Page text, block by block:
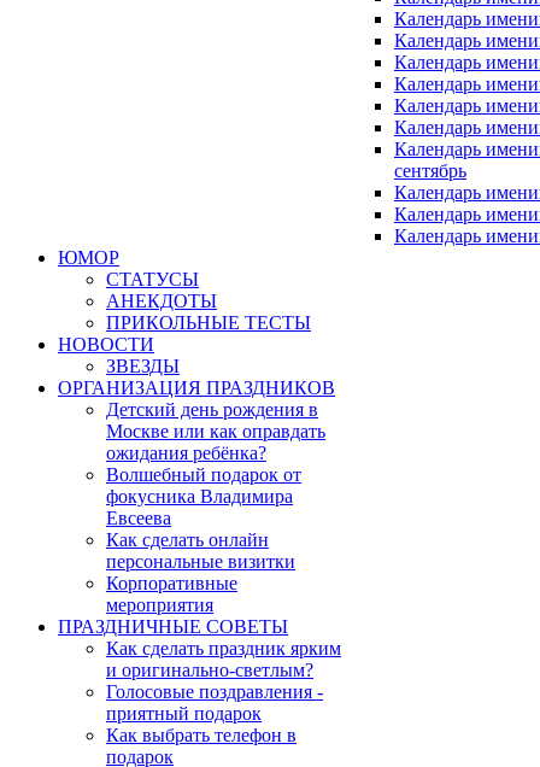
Календарь
Календарь
Календарь
Календарь
Календарь
Календарь
Календарь
сентябрь
Календарь
Календарь
Календарь
ЮМОР
СТАТУСЫ
АНЕКДОТЫ
ПРИКОЛЬНЫЕ ТЕСТЫ
НОВОСТИ
ЗВЕЗДЫ
ОРГАНИЗАЦИЯ ПРАЗДНИКОВ
Детский день рождения в
Москве или как оправдать
ожидания ребёнка?
Волшебный подарок от
фокусника Владимира
Евсеева
Как сделать онлайн
персональные визитки
Корпоративные
мероприятия
ПРАЗДНИЧНЫЕ СОВЕТЫ
Как сделать праздник ярким
и оригинально-светлым?
Голосовые поздравления -
приятный подарок
Как выбрать телефон в
подарок